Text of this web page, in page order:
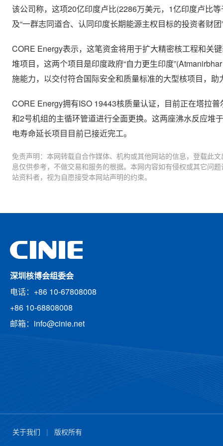
该公司称，这项20亿印度卢比(2286万美元，1亿印度卢比
及“一群志同道合、认同印度长期能源主权目标的投资者财团
CORE Energy表示，这笔资金将用于扩大精密核工程和关
堆项目，这两个项目是印度政府“自力更生印度
施能力，以交付符合国际安全和质量标准的大型核项目，
CORE Energy拥有ISO 19443核质量认证，目前正在塔拉
和2号机组的主循环管道进行全面更换。这两座沸水反应堆
电寿命延长项目目前已接近完工。
免责声明：本网转载自合作媒体、机构或其他网站的信息，登载此
息仅供参考，不做交易和服务的根据。本网内容如有侵权或其它问
站资料者，视为自愿接受本网站声明的约束。
深圳核博会组委会
电话：+86 10-67808008
+86 10-68808008
邮箱：info@cinie.net
关于我们 版权所有